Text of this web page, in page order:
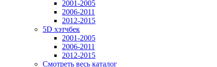
2001-2005
2006-2011
2012-2015
5D хэтчбек
2001-2005
2006-2011
2012-2015
Смотреть весь каталог